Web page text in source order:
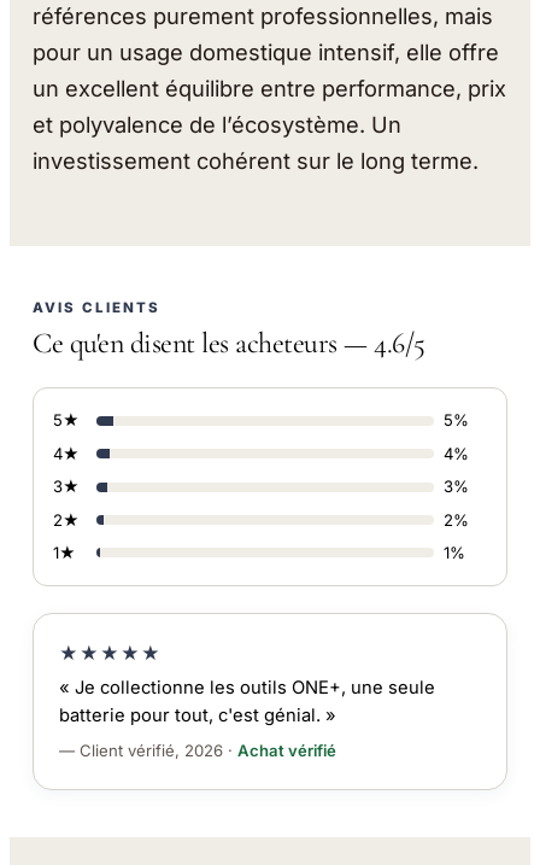
références purement professionnelles, mais
pour un usage domestique intensif, elle offre
un excellent équilibre entre performance, prix
et polyvalence de l’écosystème. Un
investissement cohérent sur le long terme.
AVIS CLIENTS
Ce qu'en disent les acheteurs — 4.6/5
5★
5%
4★
4%
3★
3%
2★
2%
1★
1%
★★★★★
« Je collectionne les outils ONE+, une seule
batterie pour tout, c'est génial. »
— Client vérifié, 2026 · Achat vérifié